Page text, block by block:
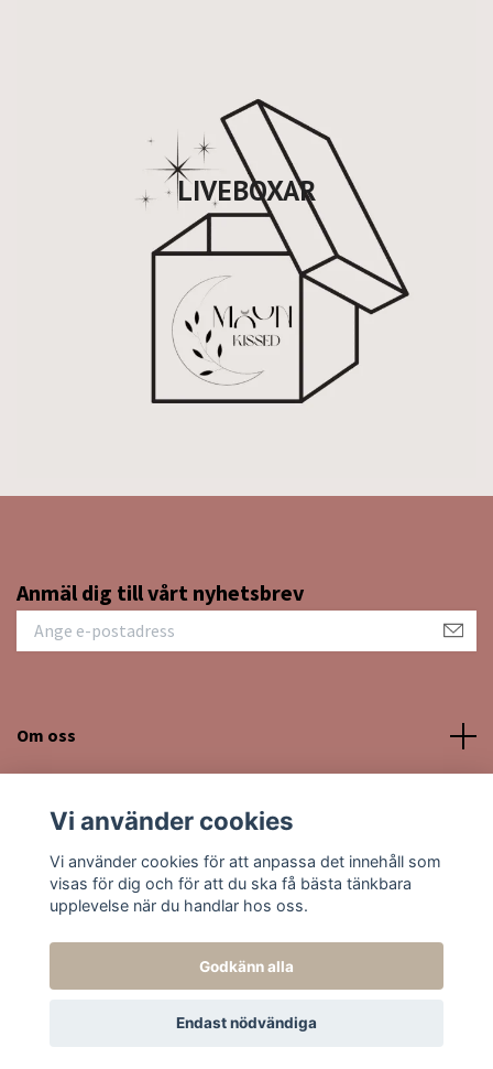
LIVEBOXAR
Anmäl dig till vårt nyhetsbrev
Om oss
Sociala medier
© 2026 Moon Kissed Kristaller
Vi använder cookies
Vi använder cookies för att anpassa det innehåll som
visas för dig och för att du ska få bästa tänkbara
upplevelse när du handlar hos oss.
Godkänn alla
Endast nödvändiga